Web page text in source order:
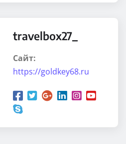
travelbox27_
Сайт:
https://goldkey68.ru